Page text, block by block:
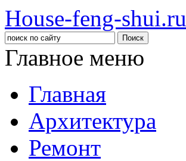
House-feng-shui.ru
Главное меню
Главная
Архитектура
Ремонт